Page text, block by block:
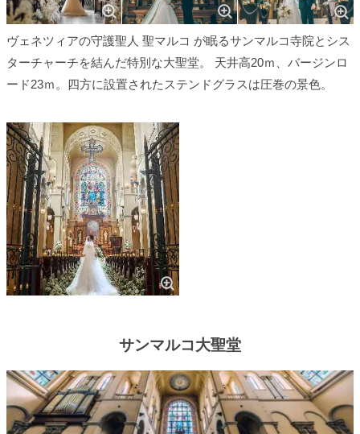
ヴェネツィアの守護聖人 聖マルコ が眠るサンマルコ寺院とシス
ターチャーチを結んだ特別な大聖堂。 天井高20ｍ、バージンロ
ード23ｍ。四方に設置されたステンドグラスは圧巻の景色。
サンマルコ大聖堂